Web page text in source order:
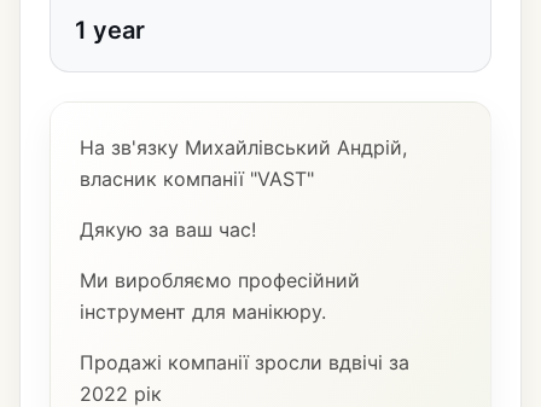
1 year
На зв'язку Михайлівський Андрій,
власник компанії "VAST"
Дякую за ваш час!
Ми виробляємо професійний
інструмент для манікюру.
Продажі компанії зросли вдвічі за
2022 рік